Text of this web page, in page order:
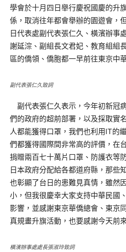
學會於十月四日舉行慶祝國慶的升
係，取消往年都會舉辦的園遊會，
日代表處副代表張仁久、橫濱辦事
謝延淙、副組長文君妃、教育組組
區的僑領、僑胞都一早前往東京中
副代表張仁久致詞
副代表張仁久表示，今年初新冠
們的政府的超前部署，以及採取實
人都能獲得口罩，我們也利用IT的
們都獲得國際間非常高的評價，在
捐贈兩百七十萬片口罩、防護衣等
日本政府分配給各都道府縣，那些
也彰顯了台日的患難見真情，雖然
小，但我很慶幸大家支持中華民國
影響，並感謝東京華僑總會、東京
真規畫升旗活動，也要感謝今天前
橫濱辦事處處長張淑玲致詞